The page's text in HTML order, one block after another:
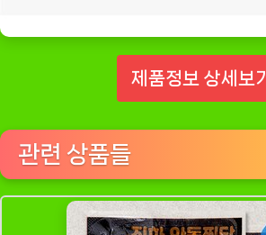
제품정보 상세보기
관련 상품들